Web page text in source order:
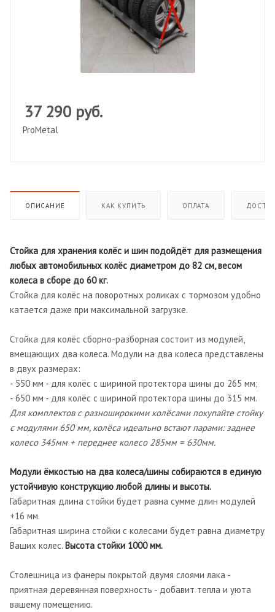
37 290 руб.
ProMetal
ОПИСАНИЕ КАК КУПИТЬ ОПЛАТА
Стойка для хранения колёс и шин подойдёт для размещения
любых автомобильных колёс диаметром до 82 см, весом
колеса в сборе до 60 кг.
Стойка для колёс на поворотных роликах с тормозом удобно
катается даже при максимальной загрузке.
Стойка для колёс сборно-разборная состоит из модулей,
вмещающих два колеса. Модули на два колеса представлены
в двух размерах:
- 550 мм - для колёс с шириной протектора шины до 265 мм;
- 650 мм - для колёс с шириной протектора шины до 315 мм.
Для комплектов с разноширокими колёсами покупайте стойку
с модулями 650 мм, колёса идеально встают парами: заднее
колесо 345мм + переднее колесо 285мм = 630мм.
Модули ёмкостью на два колеса/шины собираются в единую
устойчивую конструкцию любой длины и высоты.
Габаритная длина стойки будет равна сумме длин модулей
+16 мм.
Габаритная ширина стойки с колесами будет равна диаметру
Ваших колес. Высота стойки 1000 мм.
Столешница из фанеры покрытой двумя слоями лака -
приятная деревянная поверхность - добавит тепла и уюта
вашему помещению.